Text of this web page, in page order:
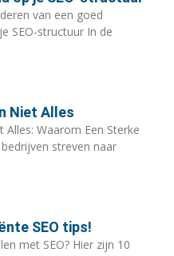
van een goed
SEO-structuur In de
Niet Alles
Alles: Waarom Een Sterke
streven naar
SEO tips!
met SEO? Hier zijn 10